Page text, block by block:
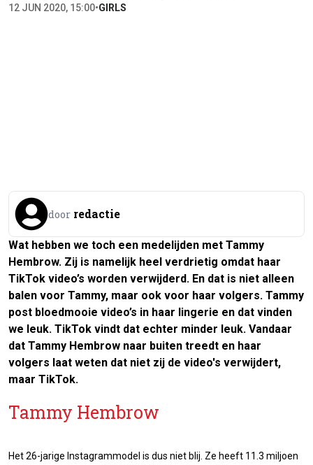
12 JUN 2020, 15:00•GIRLS
door redactie
Wat hebben we toch een medelijden met Tammy
Hembrow. Zij is namelijk heel verdrietig omdat haar
TikTok video’s worden verwijderd. En dat is niet alleen
balen voor Tammy, maar ook voor haar volgers. Tammy
post bloedmooie video’s in haar lingerie en dat vinden
we leuk. TikTok vindt dat echter minder leuk. Vandaar
dat Tammy Hembrow naar buiten treedt en haar
volgers laat weten dat niet zij de video's verwijdert,
maar TikTok.
Tammy Hembrow
Het 26-jarige Instagrammodel is dus niet blij. Ze heeft 11.3 miljoen